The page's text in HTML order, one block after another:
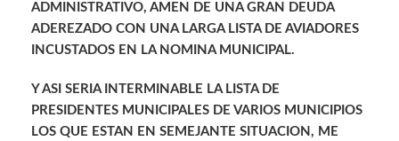
ADMINISTRATIVO, AMEN DE UNA GRAN DEUDA
ADEREZADO CON UNA LARGA LISTA DE AVIADORES
INCUSTADOS EN LA NOMINA MUNICIPAL.
Y ASI SERIA INTERMINABLE LA LISTA DE
PRESIDENTES MUNICIPALES DE VARIOS MUNICIPIOS
LOS QUE ESTAN EN SEMEJANTE SITUACION, ME